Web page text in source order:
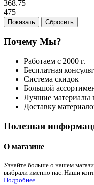
368.75
475
Почему Мы?
Работаем с 2000 г.
Бесплатная
Система скидок
Большой
Лучшие материалы
Доставку
Полезная
О магазине
Узнайте больше о нашем
выбрали именно нас. Наши
Подробнее